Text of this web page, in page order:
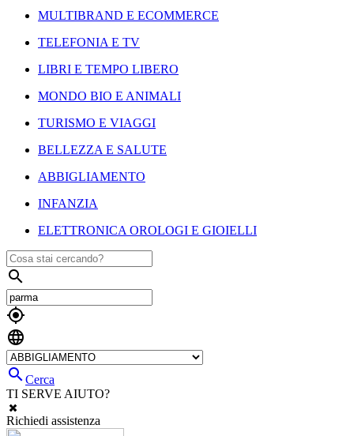
MULTIBRAND E ECOMMERCE
TELEFONIA E TV
LIBRI E TEMPO LIBERO
MONDO BIO E ANIMALI
TURISMO E VIAGGI
BELLEZZA E SALUTE
ABBIGLIAMENTO
INFANZIA
ELETTRONICA OROLOGI E GIOIELLI



Cerca
TI SERVE AIUTO?
Richiedi assistenza